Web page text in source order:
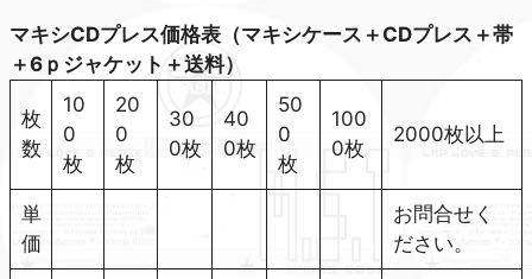
マキシCDプレス価格表（マキシケース＋CDプレス＋帯
＋6ｐジャケット＋送料）
枚
数
10
0
枚
20
0
枚
30
0枚
40
0枚
50
0
枚
100
0枚
2000枚以上
単
価
お問合せく
ださい。